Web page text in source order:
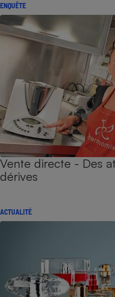
ENQUÊTE
Vente directe - Des
dérives
ACTUALITÉ